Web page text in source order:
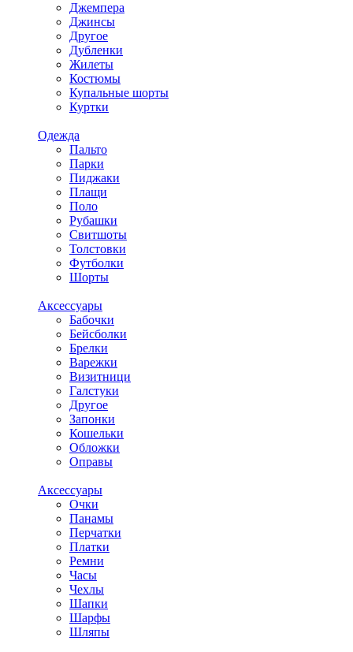
Джемпера
Джинсы
Другое
Дубленки
Жилеты
Костюмы
Купальные шорты
Куртки
Одежда
Пальто
Парки
Пиджаки
Плащи
Поло
Рубашки
Свитшоты
Толстовки
Футболки
Шорты
Аксессуары
Бабочки
Бейсболки
Брелки
Варежки
Визитници
Галстуки
Другое
Запонки
Кошельки
Обложки
Оправы
Аксессуары
Очки
Панамы
Перчатки
Платки
Ремни
Часы
Чехлы
Шапки
Шарфы
Шляпы